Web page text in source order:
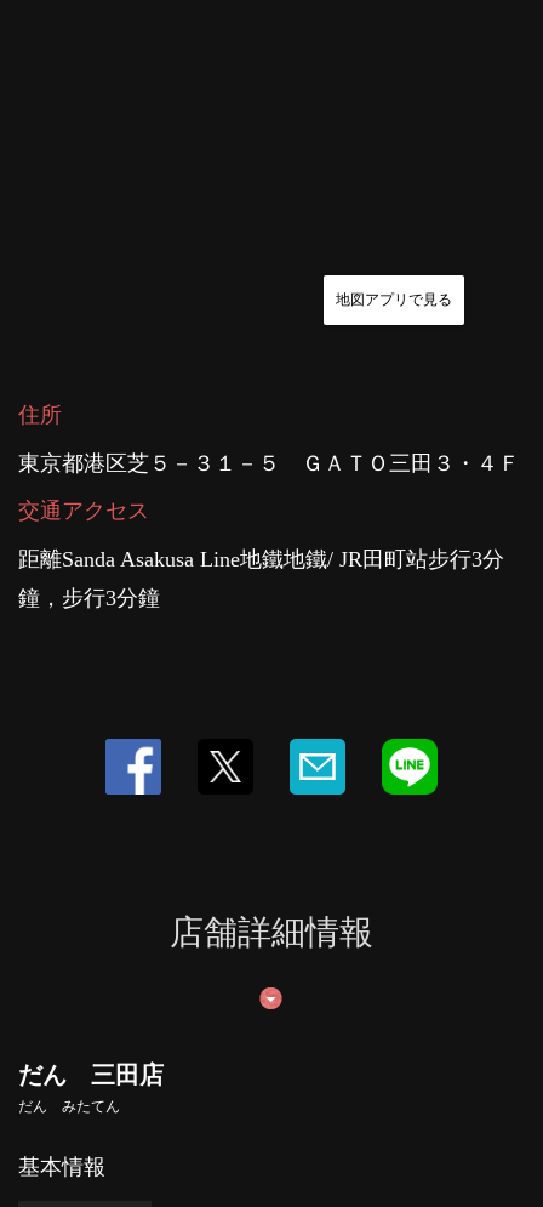
地図アプリで見る
住所
東京都港区芝５－３１－５ ＧＡＴＯ三田３・４Ｆ
交通アクセス
距離Sanda Asakusa Line地鐵地鐵/ JR田町站步行3分
鐘，步行3分鐘
店舗詳細情報
だん 三田店
だん みたてん
基本情報